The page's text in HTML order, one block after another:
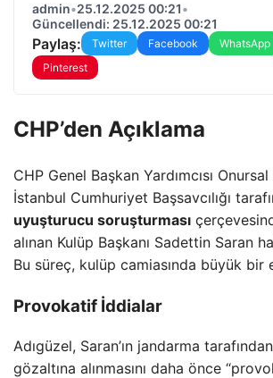
admin•25.12.2025 00:21•
Güncellendi: 25.12.2025 00:21
Paylaş: Twitter Facebook WhatsApp
Pinterest
CHP’den Açıklama
CHP Genel Başkan Yardımcısı
İstanbul Cumhuriyet Başsavcılığı
uyuşturucu soruşturması
alınan Kulüp Başkanı Sadettin Saran
Bu süreç, kulüp camiasında büyük bir
Provokatif İddialar
Adıgüzel, Saran’ın jandarma
gözaltına alınmasını daha önce